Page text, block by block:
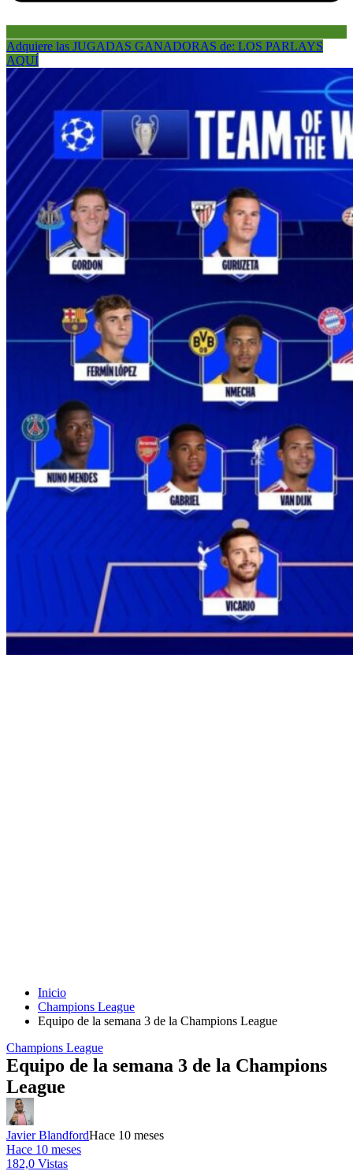
Adquiere las JUGADAS GANADORAS de: LOS PARLAYS
AQUÍ
Inicio
Champions League
Equipo de la semana 3 de la Champions League
Champions League
Equipo de la semana 3 de la Champions
League
Javier BlandfordHace 10 meses
Hace 10 meses
182,0 Vistas